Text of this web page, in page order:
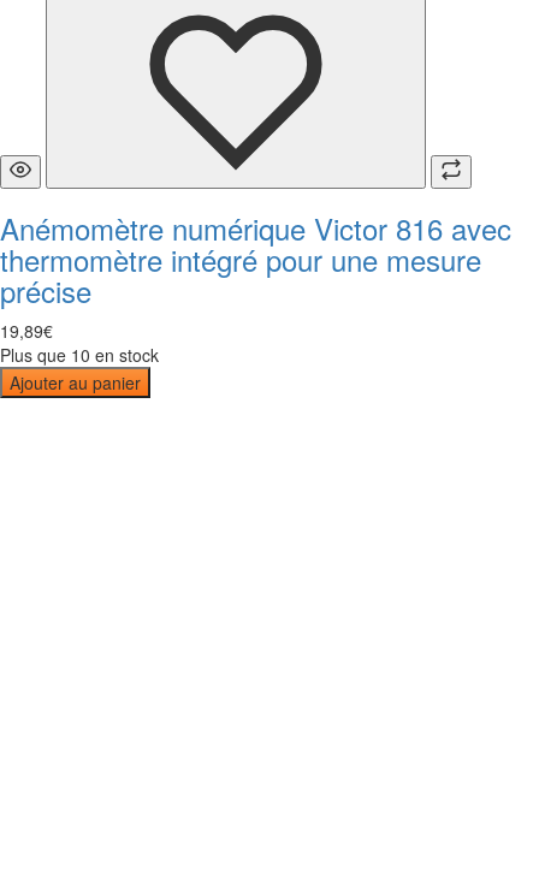
Anémomètre numérique Victor 816 avec
thermomètre intégré pour une mesure
précise
19,89€
Plus que 10 en stock
Ajouter au panier